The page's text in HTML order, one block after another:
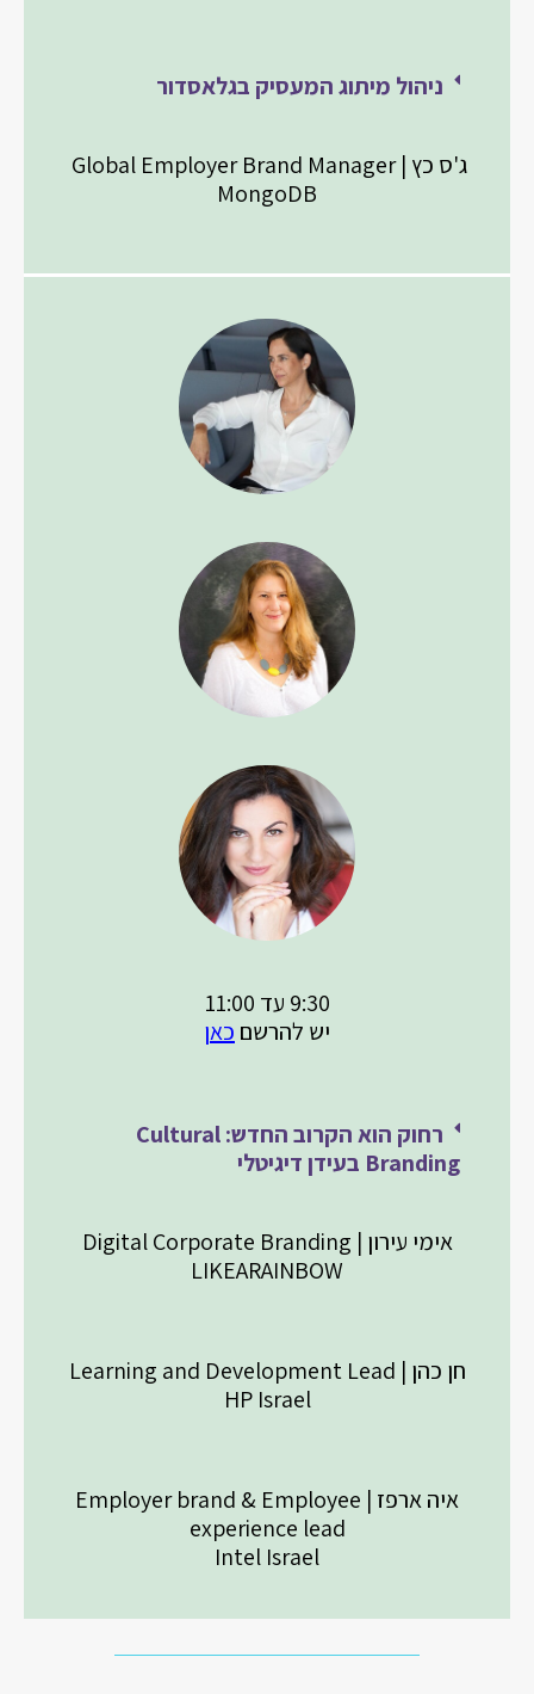
ניהול מיתוג המעסיק בגלאסדור
ג'ס כץ | Global Employer Brand Manager
MongoDB
9:30 עד 11:00
יש להרשם כאן
רחוק הוא הקרוב החדש: Cultural
Branding בעידן דיגיטלי
אימי עירון | Digital Corporate Branding
LIKEARAINBOW
חן כהן | Learning and Development Lead
HP Israel
איה ארפז | Employer brand & Employee
experience lead
Intel Israel